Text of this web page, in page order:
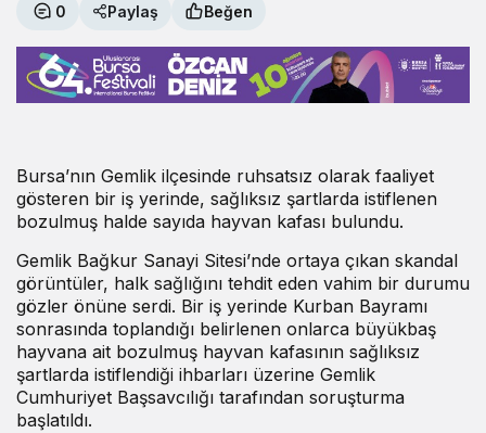
0 Paylaş Beğen
Bursa’nın Gemlik ilçesinde ruhsatsız olarak faaliyet
gösteren bir iş yerinde, sağlıksız şartlarda istiflenen
bozulmuş halde sayıda hayvan kafası bulundu.
Gemlik Bağkur Sanayi Sitesi’nde ortaya çıkan skandal
görüntüler, halk sağlığını tehdit eden vahim bir durumu
gözler önüne serdi. Bir iş yerinde Kurban Bayramı
sonrasında toplandığı belirlenen onlarca büyükbaş
hayvana ait bozulmuş hayvan kafasının sağlıksız
şartlarda istiflendiği ihbarları üzerine Gemlik
Cumhuriyet Başsavcılığı tarafından soruşturma
başlatıldı.